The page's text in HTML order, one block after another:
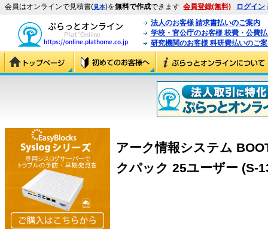
会員はオンラインで見積書(見本)を無料で作成できます 会員登録(無料) ログイン
法人のお客様 請求書払いのご案内
学校・官公庁のお客様 校費・公費
研究機関のお客様 科研費払いのご
アーク情報システム
クパック 25ユーザー (S-